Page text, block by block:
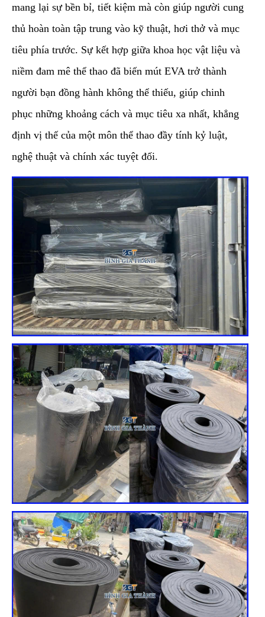
mang lại sự bền bỉ, tiết kiệm mà còn giúp người cung
thủ hoàn toàn tập trung vào kỹ thuật, hơi thở và mục
tiêu phía trước. Sự kết hợp giữa khoa học vật liệu và
niềm đam mê thể thao đã biến mút EVA trở thành
người bạn đồng hành không thể thiếu, giúp chinh
phục những khoảng cách và mục tiêu xa nhất, khẳng
định vị thế của một môn thể thao đầy tính kỷ luật,
nghệ thuật và chính xác tuyệt đối.